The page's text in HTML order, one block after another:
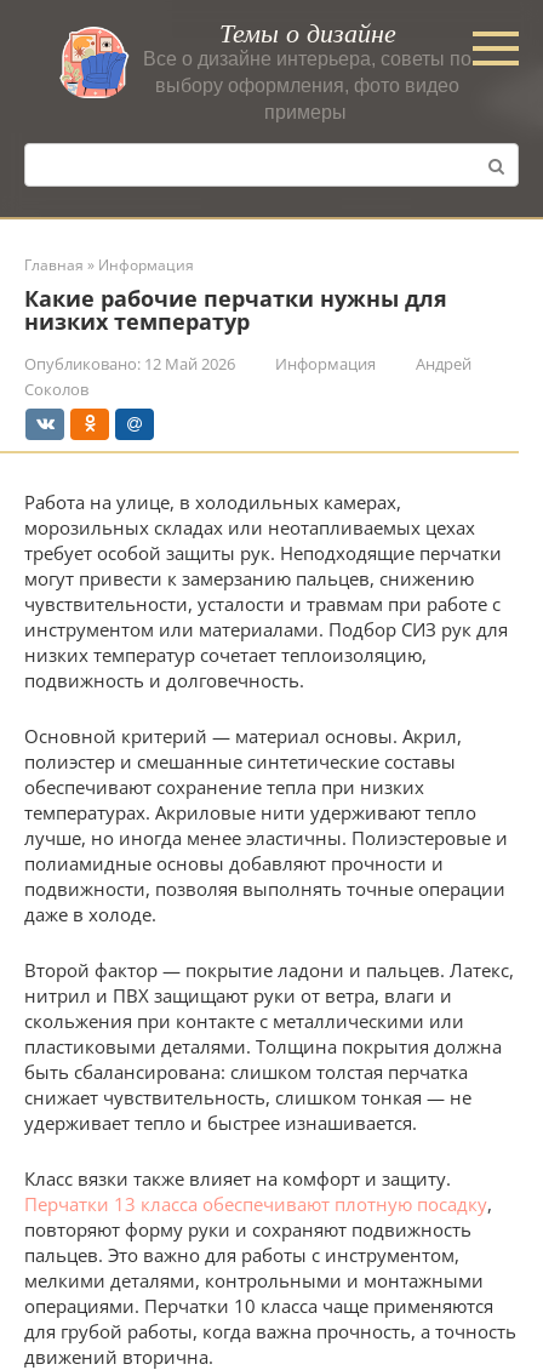
контенту
Темы о дизайне
Все о дизайне интерьера, советы по
выбору оформления, фото видео
примеры
Поиск:
Главная » Информация
Какие рабочие перчатки нужны для
низких температур
Опубликовано: 12 Май 2026 Информация
Андрей
Соколов
Работа на улице, в холодильных камерах,
морозильных складах или неотапливаемых цехах
требует особой защиты рук. Неподходящие перчатки
могут привести к замерзанию пальцев, снижению
чувствительности, усталости и травмам при работе с
инструментом или материалами. Подбор СИЗ рук для
низких температур сочетает теплоизоляцию,
подвижность и долговечность.
Основной критерий — материал основы. Акрил,
полиэстер и смешанные синтетические составы
обеспечивают сохранение тепла при низких
температурах. Акриловые нити удерживают тепло
лучше, но иногда менее эластичны. Полиэстеровые и
полиамидные основы добавляют прочности и
подвижности, позволяя выполнять точные операции
даже в холоде.
Второй фактор — покрытие ладони и пальцев. Латекс,
нитрил и ПВХ защищают руки от ветра, влаги и
скольжения при контакте с металлическими или
пластиковыми деталями. Толщина покрытия должна
быть сбалансирована: слишком толстая перчатка
снижает чувствительность, слишком тонкая — не
удерживает тепло и быстрее изнашивается.
Класс вязки также влияет на комфорт и защиту.
Перчатки 13 класса обеспечивают плотную посадку,
повторяют форму руки и сохраняют подвижность
пальцев. Это важно для работы с инструментом,
мелкими деталями, контрольными и монтажными
операциями. Перчатки 10 класса чаще применяются
для грубой работы, когда важна прочность, а точность
движений вторична.